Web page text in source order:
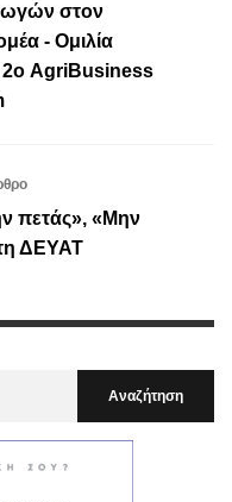
στον
- Ομιλία
AgriBusiness
πετάς», «Μην
ΔΕΥΑΤ